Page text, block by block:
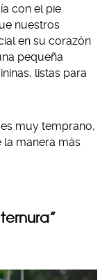
con el pie
nuestros
en su corazón
pequeña
listas para
muy temprano,
la manera más